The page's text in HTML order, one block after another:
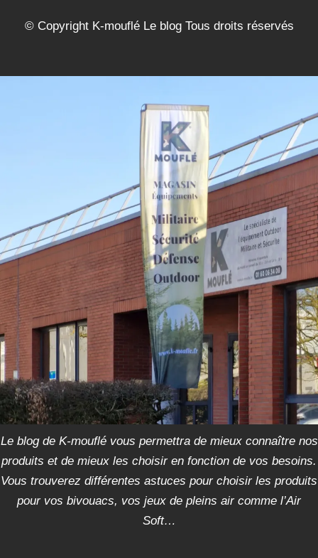
© Copyright K-mouflé Le blog Tous droits réservés
Le blog de K-mouflé vous permettra de mieux connaître nos
produits et de mieux les choisir en fonction de vos besoins.
Vous trouverez différentes astuces pour choisir les produits
pour vos bivouacs, vos jeux de pleins air comme l’Air
Soft…